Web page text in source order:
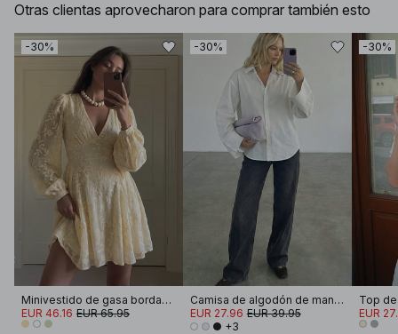
Otras clientas aprovecharon para comprar también esto
-30%
Minivestido de gasa bordada de manga larga
EUR 46.16 EUR 65.95
-30%
Camisa de algodón de manga ancha
EUR 27.96 EUR 39.95
+3
-30%
EUR